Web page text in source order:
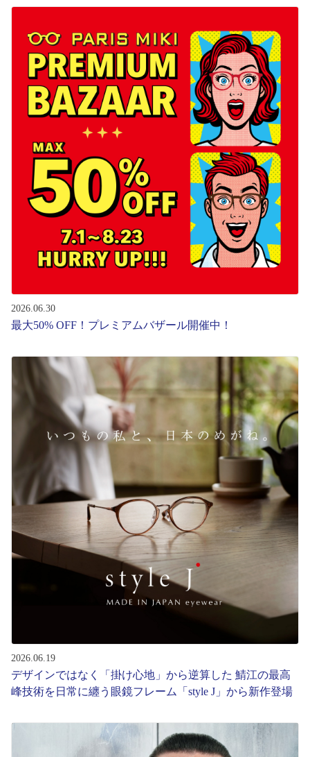
ブランドを探す
ブランド一覧
コンテンツを探す
スタッフコンテンツ
スタッフコンテンツ一覧
コーディネート
レビュー
お知らせ
目のまめちしき
初めてのお客様へ
アフターサービス
会社情報
会社概要
パリミキについて
お問い合わせ
English
2026.06.30
最大50% OFF！プレミアムバザール開催中！
2026.06.19
デザインではなく「掛け心地」から逆算した 鯖江の最高
峰技術を日常に纏う眼鏡フレーム「style J」から新作登場